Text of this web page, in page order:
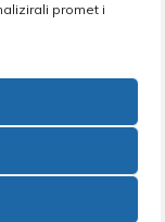
promet i
uprava@nsz.hr